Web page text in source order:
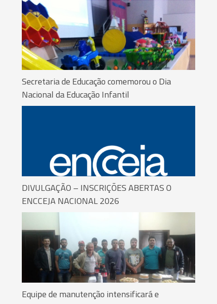
Secretaria de Educação comemorou o Dia
Nacional da Educação Infantil
DIVULGAÇÃO – INSCRIÇÕES ABERTAS O
ENCCEJA NACIONAL 2026
Equipe de manutenção intensificará e